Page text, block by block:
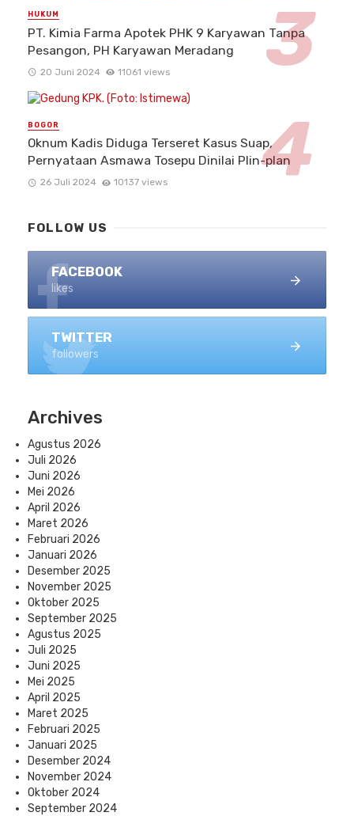
HUKUM
PT. Kimia Farma Apotek PHK 9 Karyawan Tanpa
Pesangon, PH Karyawan Meradang
20 Juni 2024 11061 views
BOGOR
Oknum Kadis Diduga Terseret Kasus Suap,
Pernyataan Asmawa Tosepu Dinilai Plin-plan
26 Juli 2024 10137 views
FOLLOW US
FACEBOOK
likes
TWITTER
followers
Archives
Agustus 2026
Juli 2026
Juni 2026
Mei 2026
April 2026
Maret 2026
Februari 2026
Januari 2026
Desember 2025
November 2025
Oktober 2025
September 2025
Agustus 2025
Juli 2025
Juni 2025
Mei 2025
April 2025
Maret 2025
Februari 2025
Januari 2025
Desember 2024
November 2024
Oktober 2024
September 2024